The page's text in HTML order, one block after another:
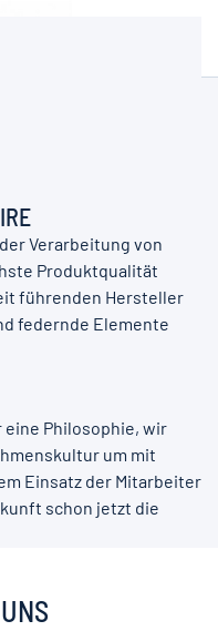
Verarbeitung von
Produktqualität
führenden Hersteller
federnde Elemente
eine Philosophie, wir
um mit
Einsatz der Mitarbeiter
schon jetzt die